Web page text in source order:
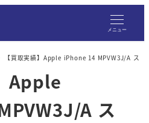
メニュー
【買取実績】Apple iPhone 14 MPVW3J/A ス
Apple
A ス